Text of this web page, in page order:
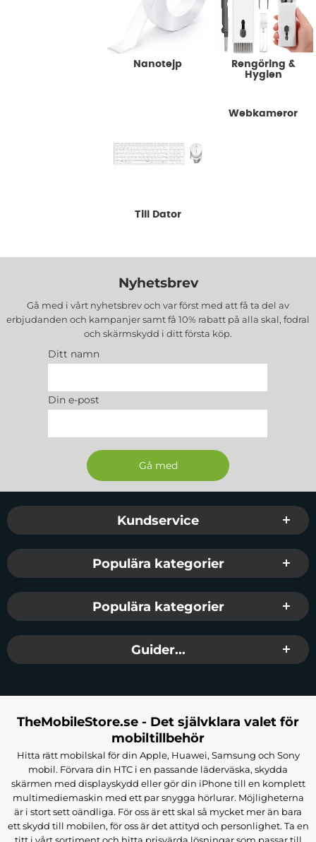
Nanotejp
Rengöring &
Hygien
Till Dator
Webkameror
Nyhetsbrev
Gå med i vårt nyhetsbrev och var först med att få ta del av
erbjudanden och kampanjer samt få 10% rabatt på alla skal, fodral
och skärmskydd i ditt första köp.
Ditt namn
Din e-post
Sidfot Blandad info och länkar
Kundservice
Populära kategorier
Populära kategorier
Guider...
TheMobileStore.se - Det självklara valet för
mobiltillbehör
Hitta rätt mobilskal för din Apple, Huawei, Samsung och Sony
mobil. Förvara din HTC i en passande läderväska, skydda
skärmen med displayskydd eller gör din iPhone till en komplett
multimediemaskin med ett par snygga hörlurar. Möjligheterna
är i stort sett oändliga. För oss är ett skal så mycket mer än bara
ett skydd till mobilen, för oss är det attityd och personlighet. Ta en